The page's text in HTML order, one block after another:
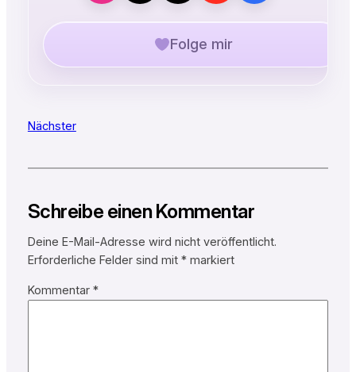
Folge mir
Nächster
Schreibe einen Kommentar
Deine E-Mail-Adresse wird nicht veröffentlicht.
Erforderliche Felder sind mit *markiert
Kommentar *